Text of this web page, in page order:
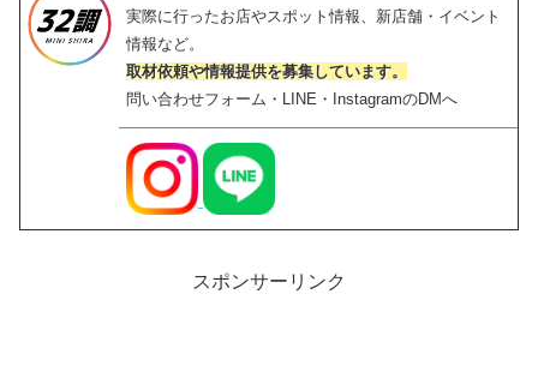
実際に行ったお店やスポット情報、新店舗・イベント
情報など。
取材依頼や情報提供を募集しています。
問い合わせフォーム・LINE・InstagramのDMへ
スポンサーリンク